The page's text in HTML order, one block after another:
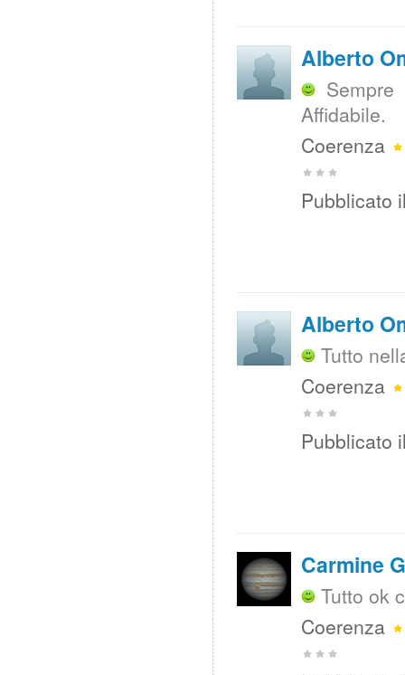
Alberto
Affidabile.
Coerenza
Pubblicato
Alberto
Tutto
Coerenza
Pubblicato
Carmine
Tutto ok
Coerenza